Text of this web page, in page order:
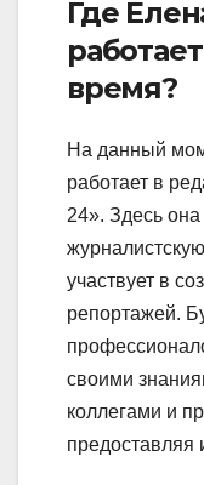
Где
время?
На данный
работает в
24». Здесь
участвует в
репортажей.
своими
коллегами и